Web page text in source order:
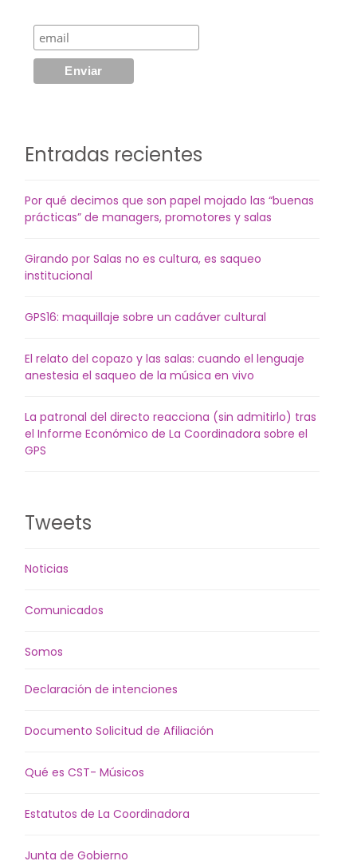
Entradas recientes
Por qué decimos que son papel mojado las “buenas
prácticas” de managers, promotores y salas
Girando por Salas no es cultura, es saqueo
institucional
GPS16: maquillaje sobre un cadáver cultural
El relato del copazo y las salas: cuando el lenguaje
anestesia el saqueo de la música en vivo
La patronal del directo reacciona (sin admitirlo) tras
el Informe Económico de La Coordinadora sobre el
GPS
Tweets
Noticias
Comunicados
Somos
Declaración de intenciones
Documento Solicitud de Afiliación
Qué es CST- Músicos
Estatutos de La Coordinadora
Junta de Gobierno